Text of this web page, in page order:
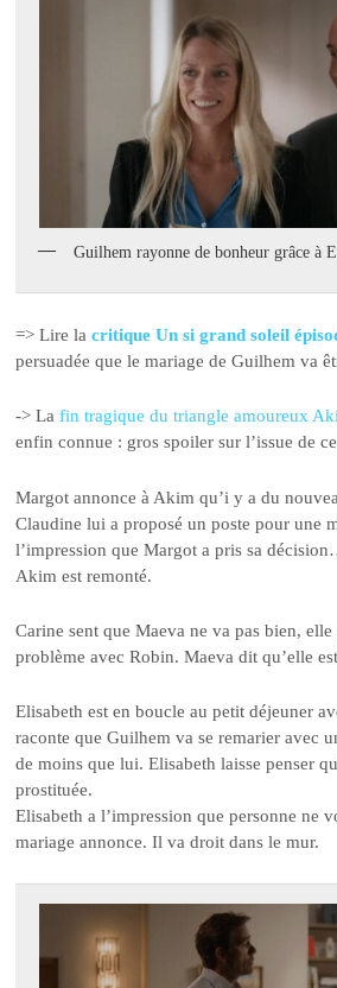
Guilhem rayonne de bonheur grâce à
=> Lire lacritique Un si grand soleil
persuadée que le mariage de Guilhem va
-> Lafin tragique du triangle amoureux
enfin connue : gros spoiler sur l’issue de
Margot annonce à Akim qu’i y a du
Claudine lui a proposé un poste pour une
l’impression que Margot a pris sa
Akim est remonté.
Carine sent que Maeva ne va pas bien,
problème avec Robin. Maeva dit qu’elle
Elisabeth est en boucle au petit déjeuner
raconte que Guilhem va se remarier avec
de moins que lui. Elisabeth laisse penser
prostituée.
Elisabeth a l’impression que personne ne
mariage annonce. Il va droit dans le mur.